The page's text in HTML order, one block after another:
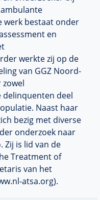
werk bestaat onder
en
werkte zij op de
van GGZ Noord-
delinquenten deel
Naast haar
bezig met diverse
onderzoek naar
Zij is lid van de
Treatment of
van het
atsa.org).